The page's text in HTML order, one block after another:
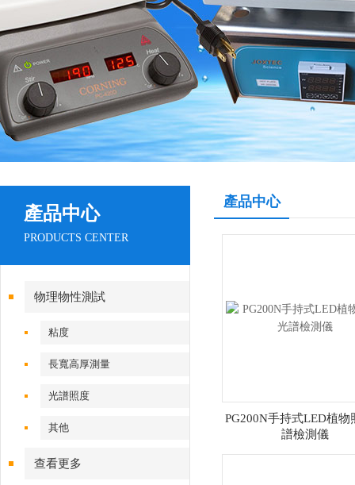
產品中心
PRODUCTS CENTER
物理物性測試
粘度
長寬高厚測量
光譜照度
其他
查看更多
產品中心
PG200N手持式LED植物
譜檢測儀